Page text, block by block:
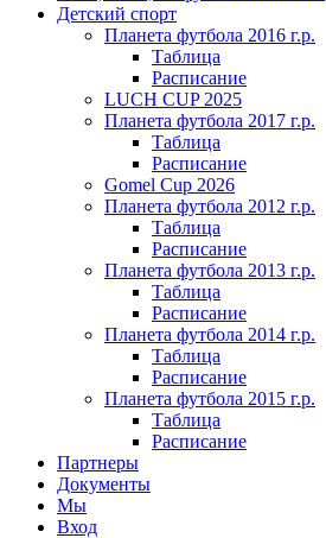
Детский спорт
Планета футбола 2016 г.р.
Таблица
Расписание
LUCH CUP 2025
Планета футбола 2017 г.р.
Таблица
Расписание
Gomel Cup 2026
Планета футбола 2012 г.р.
Таблица
Расписание
Планета футбола 2013 г.р.
Таблица
Расписание
Планета футбола 2014 г.р.
Таблица
Расписание
Планета футбола 2015 г.р.
Таблица
Расписание
Партнеры
Документы
Мы
Вход